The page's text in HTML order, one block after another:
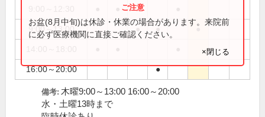
9:00～13:00 ● ● ●
16:00～20:00 ●
お盆(8月中旬)は休診・休業の場合があります。来院前
に必ず医療機関に直接ご確認ください。
×閉じる
備考: 木曜9:00～13:00 16:00～20:00
水・土曜13時まで